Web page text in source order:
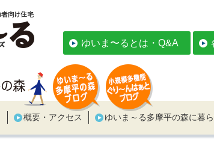
ゆいま〜るとは・Q&A
概要・アクセス ゆいま～る多摩平の森に暮